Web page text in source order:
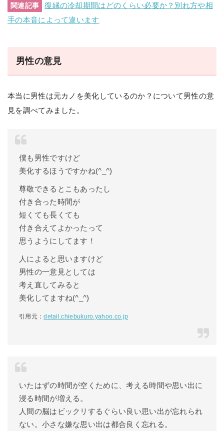
関連記事
復縁の冷却期間はどのくらい必要か？別れ方や相
手の本音によって違います
男性の意見
本当に男性は元カノを美化しているのか？について男性の意
見を調べてみました。
僕も男性ですけど
美化するほうですかね(^_^)
尊敬できるとこもあったし
付き合った時間が
短くても長くても
付き合えてよかったって
思うようにしてます！
人によると思いますけど
男性の一意見としては
考え直してみると
美化してますね(^_^)
引用元：detail.chiebukuro.yahoo.co.jp
いたはずの時間が空くために、考える時間や思い出に
浸る時間が増える。
人間の脳はビックリするぐらい良い思い出が忘れられ
ない。小さな嫌な思い出は都合良く忘れる。